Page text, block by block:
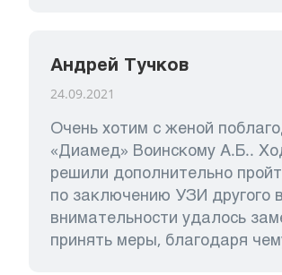
Андрей Тучков
24.09.2021
Очень хотим с женой
«Диамед» Воинскому А.Б..
решили дополнительно
по заключению УЗИ другого
внимательности удалось
принять меры, благодаря